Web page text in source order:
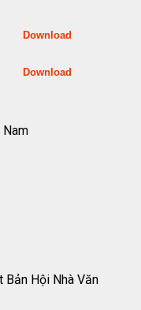
Download
Download
Nam
Bản Hội Nhà Văn